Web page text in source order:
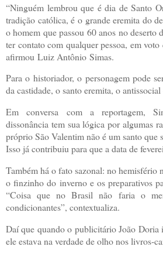
“Ninguém lembrou que é dia de Santo
tradição católica, é o grande eremita do
o homem que passou 60 anos no deserto
ter contato com qualquer pessoa, em
afirmou Luiz Antônio Simas.
Para o historiador, o personagem pode
da castidade, o santo eremita, o antissocial
Em conversa com a reportagem,
dissonância tem sua lógica por algumas
próprio São Valentim não é um santo que
Isso já contribuiu para que a data de
Também há o fato sazonal: no hemisfério
o finzinho do inverno e os preparativos
“Coisa que no Brasil não faria o
condicionantes”, contextualiza.
Daí que quando o publicitário João Doria
ele estava na verdade de olho nos livros-